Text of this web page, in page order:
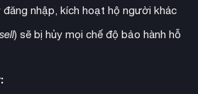
ánh đúng phong cách chiến đấu
nhập, kích hoạt hộ người khác
) sẽ bị hủy mọi chế độ bảo hành hỗ